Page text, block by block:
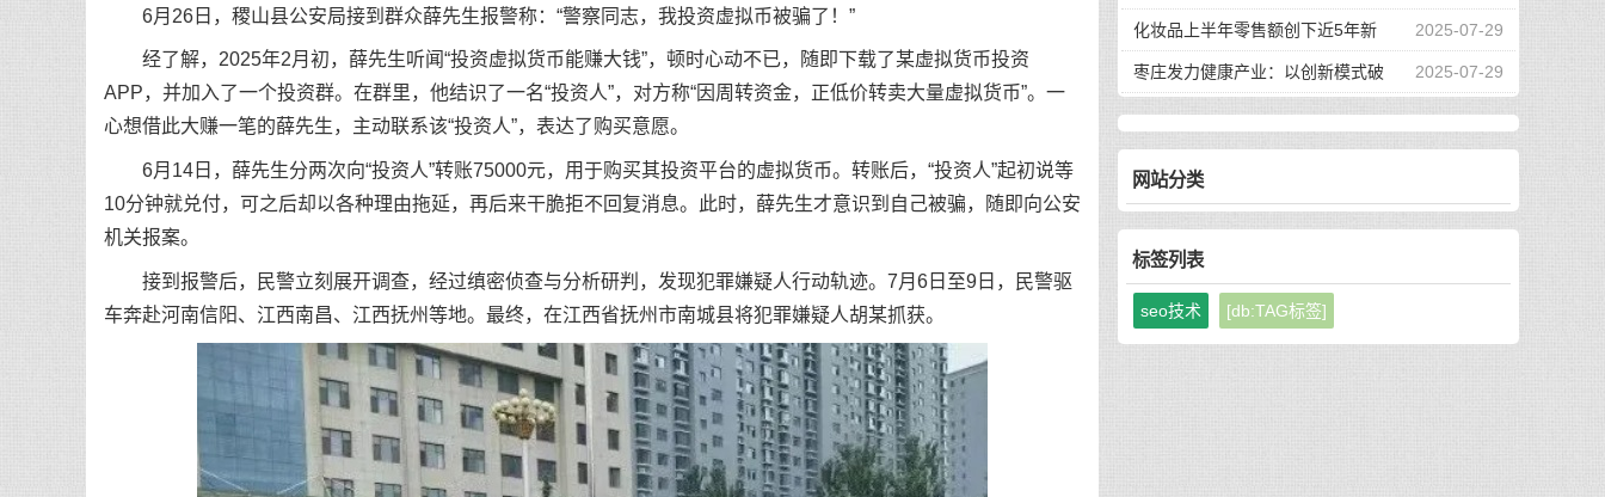
6月26日，稷山县公安局接到群众薛先生报警称：“警察同志，我投资虚拟币被骗了！”
经了解，2025年2月初，薛先生听闻“投资虚拟货币能赚大钱”，顿时心动不已，随即下载了某虚拟货币投资
APP，并加入了一个投资群。在群里，他结识了一名“投资人”，对方称“因周转资金，正低价转卖大量虚拟货币”。一
心想借此大赚一笔的薛先生，主动联系该“投资人”，表达了购买意愿。
6月14日，薛先生分两次向“投资人”转账75000元，用于购买其投资平台的虚拟货币。转账后，“投资人”起初说等
10分钟就兑付，可之后却以各种理由拖延，再后来干脆拒不回复消息。此时，薛先生才意识到自己被骗，随即向公安
机关报案。
接到报警后，民警立刻展开调查，经过缜密侦查与分析研判，发现犯罪嫌疑人行动轨迹。7月6日至9日，民警驱
车奔赴河南信阳、江西南昌、江西抚州等地。最终，在江西省抚州市南城县将犯罪嫌疑人胡某抓获。
2025-07-29
化妆品上半年零售额创下近5年新
2025-07-29
枣庄发力健康产业：以创新模式破
网站分类
标签列表
seo技术 [db:TAG标签]